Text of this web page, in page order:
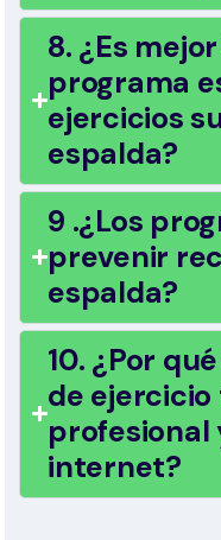
8. ¿Es
programa
ejercicios
espalda?
9 .¿Los
prevenir
espalda?
10. ¿Por
de
profesional
internet?